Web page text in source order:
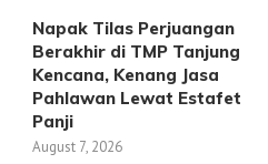
Napak Tilas Perjuangan
Berakhir di TMP Tanjung
Kencana, Kenang Jasa
Pahlawan Lewat Estafet
Panji
August 7, 2026